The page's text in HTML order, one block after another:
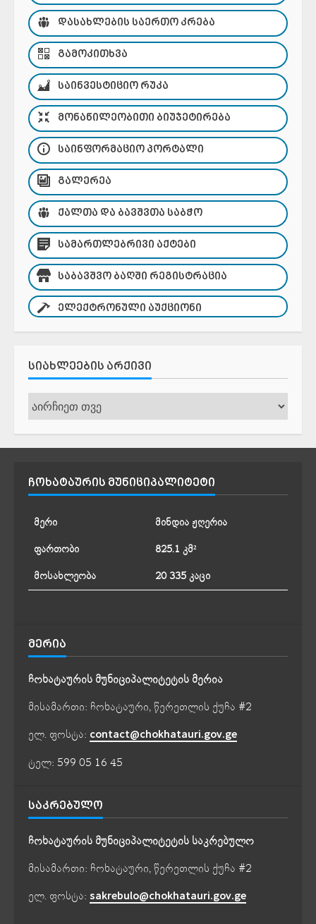
ᲓᲐᲡᲐᲮᲚᲔᲑᲘᲡ ᲡᲐᲔᲠᲗᲝ ᲙᲠᲔᲑᲐ
ᲒᲐᲛᲝᲙᲘᲗᲮᲕᲐ
ᲡᲐᲘᲜᲕᲔᲡᲢᲘᲪᲘᲝ ᲠᲣᲙᲐ
ᲛᲝᲜᲐᲬᲘᲚᲔᲝᲑᲘᲗᲘ ᲑᲘᲣᲯᲔᲢᲘᲠᲔᲑᲐ
ᲡᲐᲘᲜᲤᲝᲠᲛᲐᲪᲘᲝ ᲞᲝᲠᲢᲐᲚᲘ
ᲒᲐᲚᲔᲠᲔᲐ
ᲥᲐᲚᲗᲐ ᲓᲐ ᲑᲐᲕᲨᲕᲗᲐ ᲡᲐᲑᲭᲝ
ᲡᲐᲛᲐᲠᲗᲚᲔᲑᲠᲘᲕᲘ ᲐᲥᲢᲔᲑᲘ
ᲡᲐᲑᲐᲕᲨᲕᲝ ᲑᲐᲦᲨᲘ ᲠᲔᲒᲘᲡᲢᲠᲐᲪᲘᲐ
ᲔᲚᲔᲥᲢᲠᲝᲜᲣᲚᲘ ᲐᲣᲥᲪᲘᲝᲜᲘ
ᲡᲘᲐᲮᲚᲔᲔᲑᲘᲡ ᲐᲠᲥᲘᲕᲘ
სიახლეების
არქივი
ᲩᲝᲮᲐᲢᲐᲣᲠᲘᲡ ᲛᲣᲜᲘᲪᲘᲞᲐᲚᲘᲢᲔᲢᲘ
მერი
მინდია ჟღერია
ფართობი
825.1 კმ²
მოსახლეობა
20 335 კაცი
ᲛᲔᲠᲘᲐ
ჩოხატაურის მუნიციპალიტეტის მერია
მისამართი: ჩოხატაური, წერეთლის ქუჩა #2
ელ. ფოსტა: contact@chokhatauri.gov.ge
ტელ: 599 05 16 45
ᲡᲐᲙᲠᲔᲑᲣᲚᲝ
ჩოხატაურის მუნიციპალიტეტის საკრებულო
მისამართი: ჩოხატაური, წერეთლის ქუჩა #2
ელ. ფოსტა: sakrebulo@chokhatauri.gov.ge